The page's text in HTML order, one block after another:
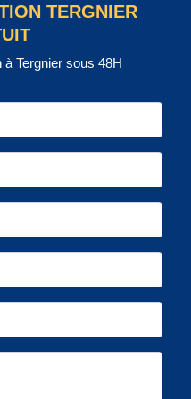
TERGNIER
Tergnier sous 48H